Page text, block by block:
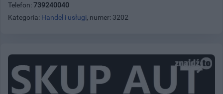
Telefon: 739240040
Kategoria: Handel i usługi, numer: 3202